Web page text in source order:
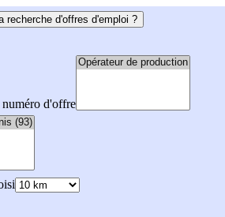
recherche d'offres d'emploi ?
d'offre